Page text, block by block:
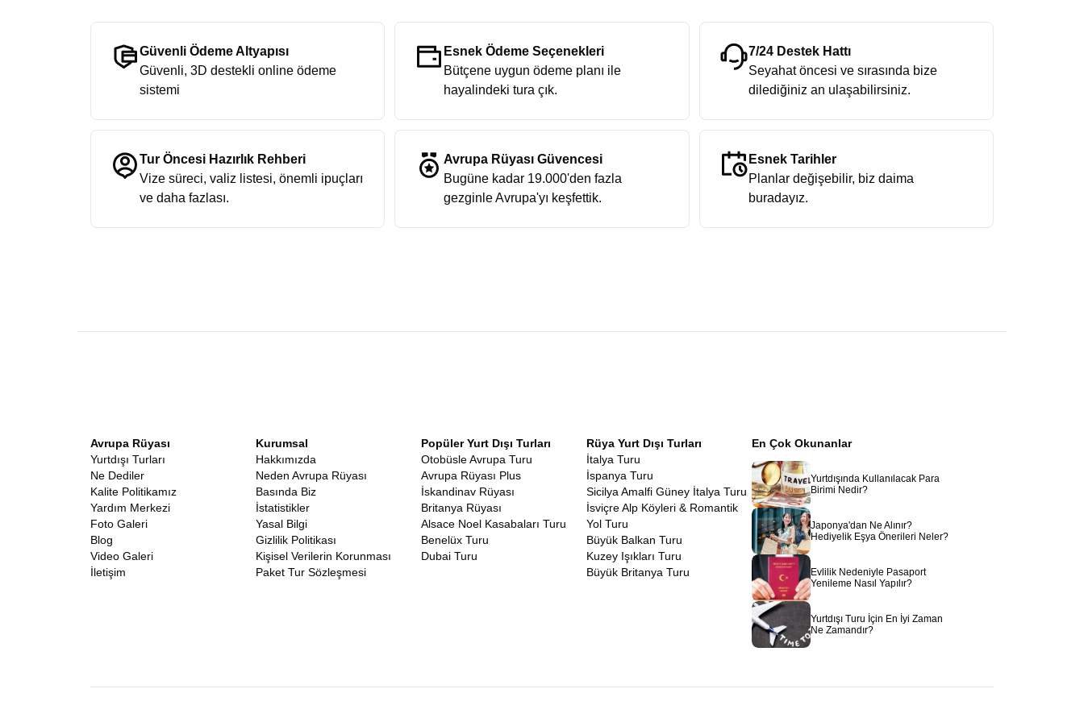
Güvenli Ödeme Altyapısı
Güvenli, 3D destekli online ödeme
sistemi
Esnek Ödeme Seçenekleri
Bütçene uygun ödeme planı ile
hayalindeki tura çık.
7/24 Destek Hattı
Seyahat öncesi ve sırasında bize
dilediğiniz an ulaşabilirsiniz.
Tur Öncesi Hazırlık Rehberi
Vize süreci, valiz listesi, önemli ipuçları
ve daha fazlası.
Avrupa Rüyası Güvencesi
Bugüne kadar 19.000'den fazla
gezginle Avrupa'yı keşfettik.
Esnek Tarihler
Planlar değişebilir, biz daima
buradayız.
Avrupa Rüyası
Yurtdışı Turları
Ne Dediler
Kalite Politikamız
Yardım Merkezi
Foto Galeri
Blog
Video Galeri
İletişim
Kurumsal
Hakkımızda
Neden Avrupa Rüyası
Basında Biz
İstatistikler
Yasal Bilgi
Gizlilik Politikası
Kişisel Verilerin Korunması
Paket Tur Sözleşmesi
Popüler Yurt Dışı Turları
Otobüsle Avrupa Turu
Avrupa Rüyası Plus
İskandinav Rüyası
Britanya Rüyası
Alsace Noel Kasabaları Turu
Benelüx Turu
Dubai Turu
Rüya Yurt Dışı Turları
İtalya Turu
İspanya Turu
Sicilya Amalfi Güney İtalya Turu
İsviçre Alp Köyleri & Romantik
Yol Turu
Büyük Balkan Turu
Kuzey Işıkları Turu
Büyük Britanya Turu
En Çok Okunanlar
Yurtdışında Kullanılacak Para
Birimi Nedir?
Japonya'dan Ne Alınır?
Hediyelik Eşya Önerileri Neler?
Evlilik Nedeniyle Pasaport
Yenileme Nasıl Yapılır?
Yurtdışı Turu İçin En İyi Zaman
Ne Zamandır?